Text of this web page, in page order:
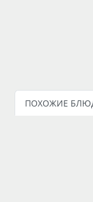
ПОХОЖИЕ